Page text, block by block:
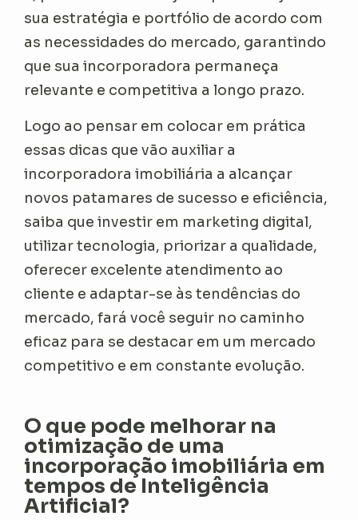
sua estratégia e portfólio de acordo com
as necessidades do mercado, garantindo
que sua incorporadora permaneça
relevante e competitiva a longo prazo.
Logo ao pensar em colocar em prática
essas dicas que vão auxiliar a
incorporadora imobiliária a alcançar
novos patamares de sucesso e eficiência,
saiba que investir em marketing digital,
utilizar tecnologia, priorizar a qualidade,
oferecer excelente atendimento ao
cliente e adaptar-se às tendências do
mercado, fará você seguir no caminho
eficaz para se destacar em um mercado
competitivo e em constante evolução.
O que pode melhorar na
otimização de uma
incorporação imobiliária em
tempos de Inteligência
Artificial?